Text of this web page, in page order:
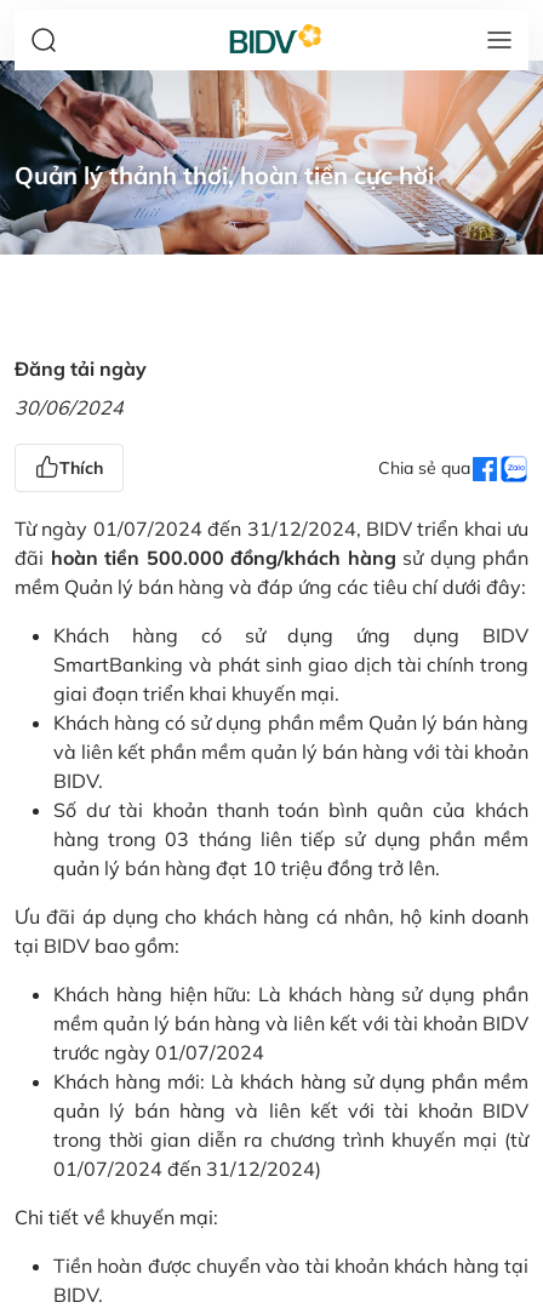
Quản lý thảnh thơi, hoàn tiền cực hời
Đăng tải ngày
30/06/2024
Thích Chia sẻ qua
Từ ngày 01/07/2024 đến 31/12/2024, BIDV triển khai ưu
đãi hoàn tiền 500.000 đồng/khách hàng sử dụng phần
mềm Quản lý bán hàng và đáp ứng các tiêu chí dưới đây:
Khách hàng có sử dụng ứng dụng BIDV
SmartBanking và phát sinh giao dịch tài chính trong
giai đoạn triển khai khuyến mại.
Khách hàng có sử dụng phần mềm Quản lý bán hàng
và liên kết phần mềm quản lý bán hàng với tài khoản
BIDV.
Số dư tài khoản thanh toán bình quân của khách
hàng trong 03 tháng liên tiếp sử dụng phần mềm
quản lý bán hàng đạt 10 triệu đồng trở lên.
Ưu đãi áp dụng cho khách hàng cá nhân, hộ kinh doanh
tại BIDV bao gồm:
Khách hàng hiện hữu: Là khách hàng sử dụng phần
mềm quản lý bán hàng và liên kết với tài khoản BIDV
trước ngày 01/07/2024
Khách hàng mới: Là khách hàng sử dụng phần mềm
quản lý bán hàng và liên kết với tài khoản BIDV
trong thời gian diễn ra chương trình khuyến mại (từ
01/07/2024 đến 31/12/2024)
Chi tiết về khuyến mại:
Tiền hoàn được chuyển vào tài khoản khách hàng tại
BIDV.